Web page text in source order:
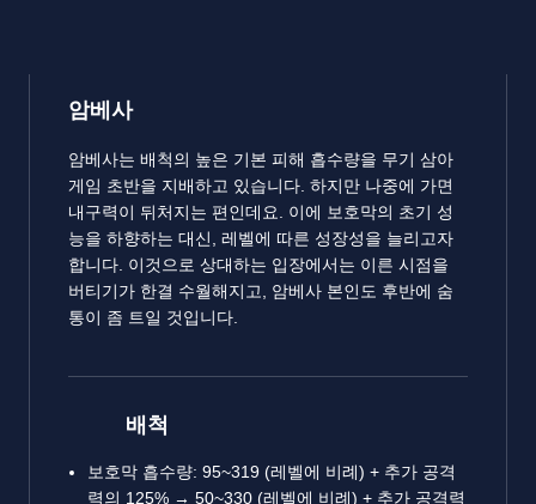
암베사
암베사는 배척의 높은 기본 피해 흡수량을 무기 삼아
게임 초반을 지배하고 있습니다. 하지만 나중에 가면
내구력이 뒤처지는 편인데요. 이에 보호막의 초기 성
능을 하향하는 대신, 레벨에 따른 성장성을 늘리고자
합니다. 이것으로 상대하는 입장에서는 이른 시점을
버티기가 한결 수월해지고, 암베사 본인도 후반에 숨
통이 좀 트일 것입니다.
배척
보호막 흡수량: 95~319 (레벨에 비례) + 추가 공격
력의 125% → 50~330 (레벨에 비례) + 추가 공격력